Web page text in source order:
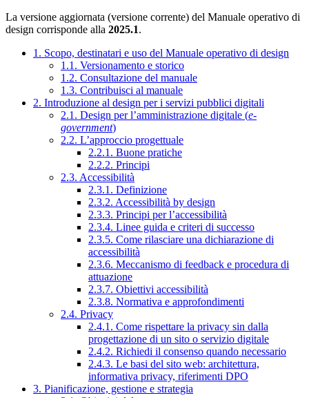
La versione aggiornata (versione corrente) del Manuale operativo di
design corrisponde alla 2025.1.
1. Scopo, destinatari e uso del Manuale operativo di design
1.1. Versionamento e storico
1.2. Consultazione del manuale
1.3. Contribuisci al manuale
2. Introduzione al design per i servizi pubblici digitali
2.1. Design per l’amministrazione digitale (e-
government)
2.2. L’approccio progettuale
2.2.1. Buone pratiche
2.2.2. Principi
2.3. Accessibilità
2.3.1. Definizione
2.3.2. Accessibilità by design
2.3.3. Principi per l’accessibilità
2.3.4. Linee guida e criteri di successo
2.3.5. Come rilasciare una dichiarazione di
accessibilità
2.3.6. Meccanismo di feedback e procedura di
attuazione
2.3.7. Obiettivi accessibilità
2.3.8. Normativa e approfondimenti
2.4. Privacy
2.4.1. Come rispettare la privacy sin dalla
progettazione di un sito o servizio digitale
2.4.2. Richiedi il consenso quando necessario
2.4.3. Le basi del sito web: architettura,
informativa privacy, riferimenti DPO
3. Pianificazione, gestione e strategia